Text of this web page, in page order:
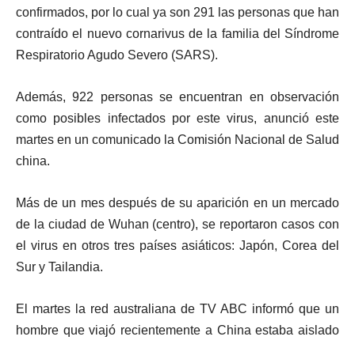
confirmados, por lo cual ya son 291 las personas que han
contraído el nuevo cornarivusde la familia del Síndrome
Respiratorio Agudo Severo (SARS).
Además,922 personas se encuentran en observación
como posibles infectadospor este virus, anunció este
martes en un comunicado la Comisión Nacional de Salud
china.
Más de un mes después de su aparición en un mercado
de la ciudad de Wuhan (centro), se reportaron casos con
el virus en otros tres países asiáticos: Japón, Corea del
Sur y Tailandia.
El martes la red australiana de TV ABC informó que un
hombre que viajó recientemente a China estaba aislado